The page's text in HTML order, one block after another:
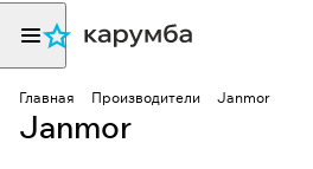
Главная Производители Janmor
Janmor